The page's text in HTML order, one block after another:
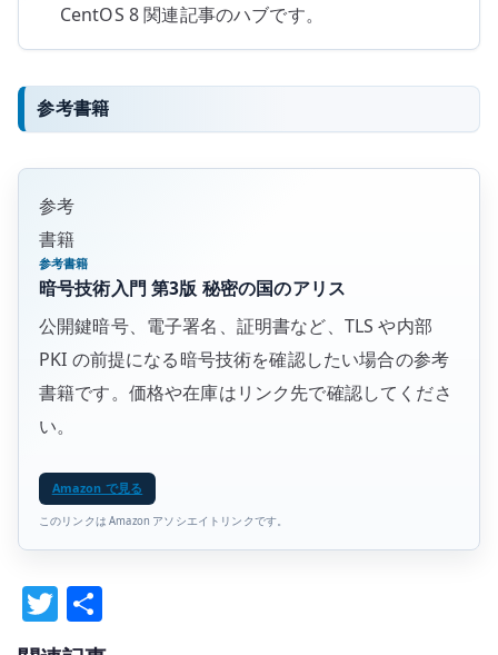
CentOS 8 関連記事のハブです。
参考書籍
参考
書籍
参考書籍
暗号技術入門 第3版 秘密の国のアリス
公開鍵暗号、電子署名、証明書など、TLS や内部
PKI の前提になる暗号技術を確認したい場合の参考
書籍です。価格や在庫はリンク先で確認してくださ
い。
Amazon で見る
このリンクは Amazon アソシエイトリンクです。
T
w 有